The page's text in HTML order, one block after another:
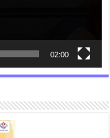
02:00